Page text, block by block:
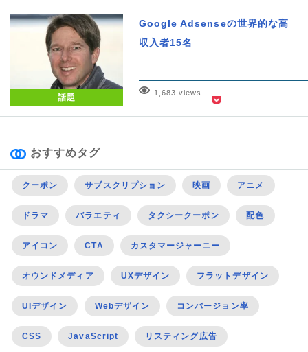
話題
Google Adsenseの世界的な高
収入者15名
1,683 views
おすすめタグ
クーポン サブスクリプション 映画 アニメ
ドラマ バラエティ タクシークーポン 配色
アイコン CTA カスタマージャーニー
オウンドメディア UXデザイン フラットデザイン
UIデザイン Webデザイン コンバージョン率
CSS JavaScript リスティング広告